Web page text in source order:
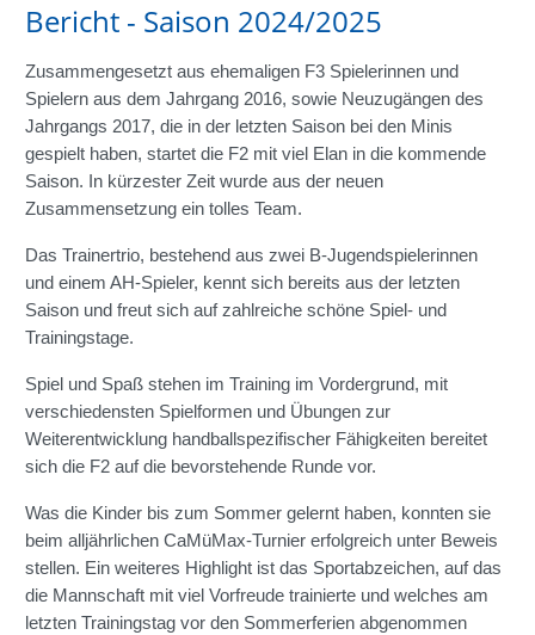
Bericht - Saison 2024/2025
Zusammengesetzt aus ehemaligen F3 Spielerinnen und
Spielern aus dem Jahrgang 2016, sowie Neuzugängen des
Jahrgangs 2017, die in der letzten Saison bei den Minis
gespielt haben, startet die F2 mit viel Elan in die kommende
Saison. In kürzester Zeit wurde aus der neuen
Zusammensetzung ein tolles Team.
Das Trainertrio, bestehend aus zwei B-Jugendspielerinnen
und einem AH-Spieler, kennt sich bereits aus der letzten
Saison und freut sich auf zahlreiche schöne Spiel- und
Trainingstage.
Spiel und Spaß stehen im Training im Vordergrund, mit
verschiedensten Spielformen und Übungen zur
Weiterentwicklung handballspezifischer Fähigkeiten bereitet
sich die F2 auf die bevorstehende Runde vor.
Was die Kinder bis zum Sommer gelernt haben, konnten sie
beim alljährlichen CaMüMax-Turnier erfolgreich unter Beweis
stellen. Ein weiteres Highlight ist das Sportabzeichen, auf das
die Mannschaft mit viel Vorfreude trainierte und welches am
letzten Trainingstag vor den Sommerferien abgenommen